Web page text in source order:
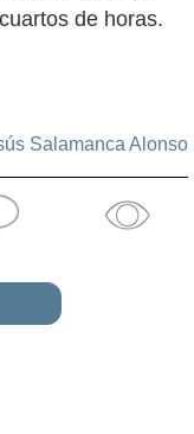
de horas.
Salamanca Alonso